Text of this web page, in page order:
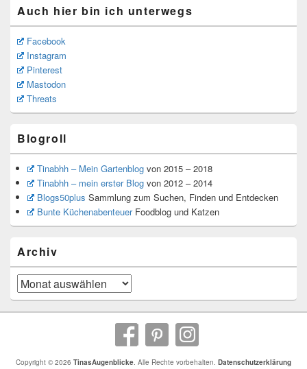
Auch hier bin ich unterwegs
Facebook
Instagram
Pinterest
Mastodon
Threats
Blogroll
Tinabhh – Mein Gartenblogvon 2015 – 2018
Tinabhh – mein erster Blogvon 2012 – 2014
Blogs50plus Sammlung zum Suchen, Finden und Entdecken
Bunte KüchenabenteuerFoodblog und Katzen
Archiv
Archiv
Copyright © 2026 TinasAugenblicke. Alle Rechte vorbehalten. Datenschutzerklärung